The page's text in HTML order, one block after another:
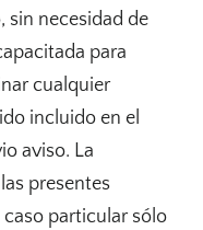
sin necesidad de
para
cualquier
incluido en el
aviso. La
presentes
particular sólo